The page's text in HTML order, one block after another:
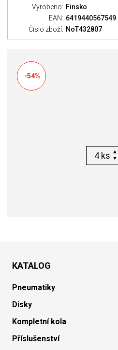
Vyrobeno: Finsko
EAN: 6419440567549
Číslo zboží: NoT432807
-54%
ks
KATALOG
Pneumatiky
Disky
Kompletní kola
Příslušenství